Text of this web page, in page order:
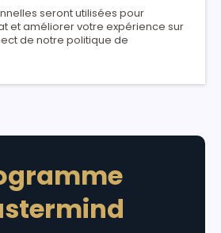
seront utilisées pour
et améliorer votre expérience sur
de notre politique de